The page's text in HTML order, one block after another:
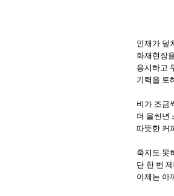
인재가 덮
화재현장
응시하고
기력을 토
비가 조금
더 을씬년
따뜻한 커
죽지도 못
단 한 번
이제는 아